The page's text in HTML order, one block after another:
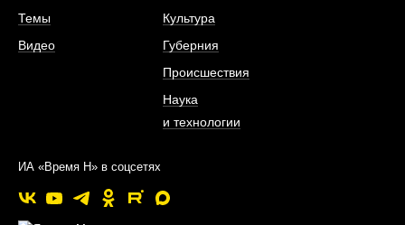
Темы
Видео
Культура
Губерния
Происшествия
Наука
и технологии
ИА «Время Н» в соцсетях